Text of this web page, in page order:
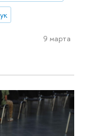
9 марта